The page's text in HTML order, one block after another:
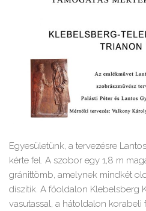
Egyesületünk, a tervezésre
kérte fel. A szobor egy 1,8 m
gránittömb, amelynek mindkét
díszítik. A főoldalon Klebelsberg
vasutassal, a hátoldalon